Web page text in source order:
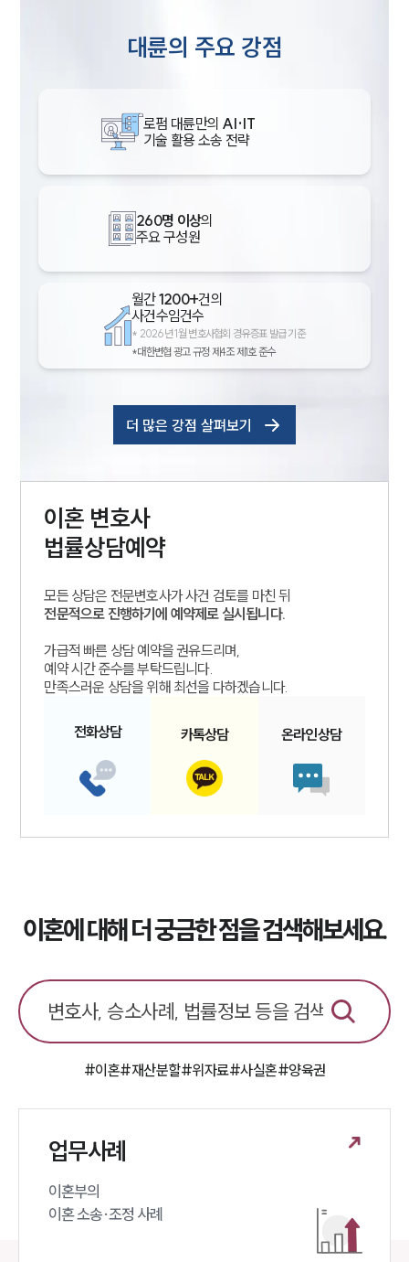
대륜의 주요 강점
로펌 대륜만의 AI·IT
기술 활용 소송 전략
260명 이상의
주요 구성원
월간1200+건의
사건수임건수
* 2026년 1월 변호사협회 경유증표 발급 기준
*대한변협 광고 규정 제4조 제1호 준수
더 많은 강점 살펴보기
이혼 변호사
법률상담예약
모든 상담은 전문변호사가 사건 검토를 마친 뒤
전문적으로 진행하기에 예약제로 실시됩니다.
가급적 빠른 상담 예약을 권유드리며,
예약 시간 준수를 부탁드립니다.
만족스러운 상담을 위해 최선을 다하겠습니다.
전화상담 카톡상담 온라인상담
이혼에 대해 더 궁금한 점을 검색해보세요.
#이혼#재산분할#위자료#사실혼#양육권
업무사례
이혼부의
이혼 소송·조정 사례